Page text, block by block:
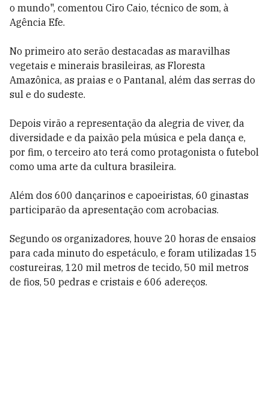
o mundo", comentou Ciro Caio, técnico de som, à
Agência Efe.
No primeiro ato serão destacadas as maravilhas
vegetais e minerais brasileiras, as Floresta
Amazônica, as praias e o Pantanal, além das serras do
sul e do sudeste.
Depois virão a representação da alegria de viver, da
diversidade e da paixão pela música e pela dança e,
por fim, o terceiro ato terá como protagonista o futebol
como uma arte da cultura brasileira.
Além dos 600 dançarinos e capoeiristas, 60 ginastas
participarão da apresentação com acrobacias.
Segundo os organizadores, houve 20 horas de ensaios
para cada minuto do espetáculo, e foram utilizadas 15
costureiras, 120 mil metros de tecido, 50 mil metros
de fios, 50 pedras e cristais e 606 adereços.